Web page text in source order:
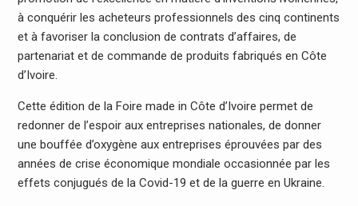
à conquérir les acheteurs professionnels des cinq continents
et à favoriser la conclusion de contrats d’affaires, de
partenariat et de commande de produits fabriqués en Côte
d’Ivoire.
Cette édition de la Foire made in Côte d’Ivoire permet de
redonner de l’espoir aux entreprises nationales, de donner
une bouffée d’oxygène aux entreprises éprouvées par des
années de crise économique mondiale occasionnée par les
effets conjugués de la Covid-19 et de la guerre en Ukraine.